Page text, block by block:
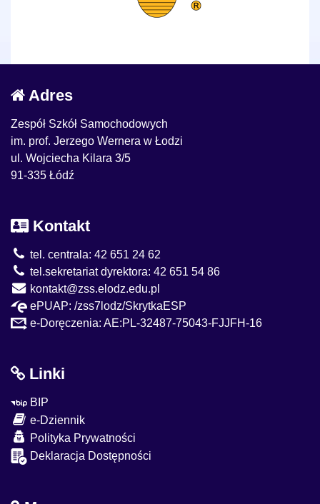
Adres
Zespół Szkół Samochodowych
im. prof. Jerzego Wernera w Łodzi
ul. Wojciecha Kilara 3/5
91-335 Łódź
Kontakt
tel. centrala: 42 651 24 62
tel.sekretariat dyrektora: 42 651 54 86
kontakt@zss.elodz.edu.pl
ePUAP: /zss7lodz/SkrytkaESP
e-Doręczenia: AE:PL-32487-75043-FJJFH-16
Linki
BIP
e-Dziennik
Polityka Prywatności
Deklaracja Dostępności